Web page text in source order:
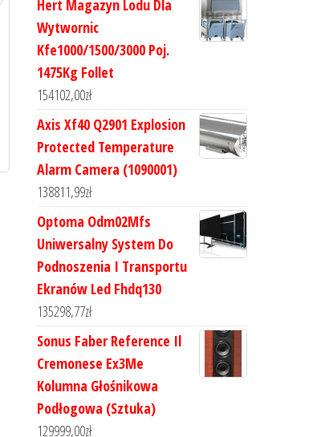
Hert Magazyn Lodu Dla
Wytwornic
Kfe1000/1500/3000 Poj.
1475Kg Follet
154102,00zł
Axis Xf40 Q2901 Explosion
Protected Temperature
Alarm Camera (1090001)
138811,99zł
Optoma Odm02Mfs
Uniwersalny System Do
Podnoszenia I Transportu
Ekranów Led Fhdq130
135298,77zł
Sonus Faber Reference Il
Cremonese Ex3Me
Kolumna Głośnikowa
Podłogowa (Sztuka)
129999,00zł